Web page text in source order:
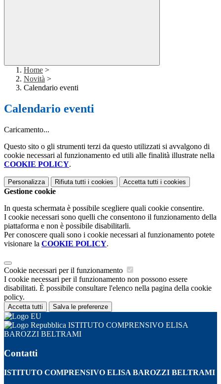
Home >
Novità >
Calendario eventi
Calendario eventi
Caricamento...
Questo sito o gli strumenti terzi da questo utilizzati si avvalgono di
cookie necessari al funzionamento ed utili alle finalità illustrate nella
COOKIE POLICY.
Personalizza Rifiuta tutti i cookies Accetta tutti i cookies
Gestione cookie
In questa schermata è possibile scegliere quali cookie consentire.
I cookie necessari sono quelli che consentono il funzionamento della
piattaforma e non è possibile disabilitarli.
Per conoscere quali sono i cookie necessari al funzionamento potete
visionare la COOKIE POLICY.
Cookie necessari per il funzionamento
I cookie necessari per il funzionamento non possono essere
disabilitati. È possibile consultare l'elenco nella pagina della cookie
policy.
Accetta tutti Salva le preferenze
ISTITUTO COMPRENSIVO ELISA
BAROZZI BELTRAMI
Contatti
ISTITUTO COMPRENSIVO ELISA BAROZZI BELTRAMI